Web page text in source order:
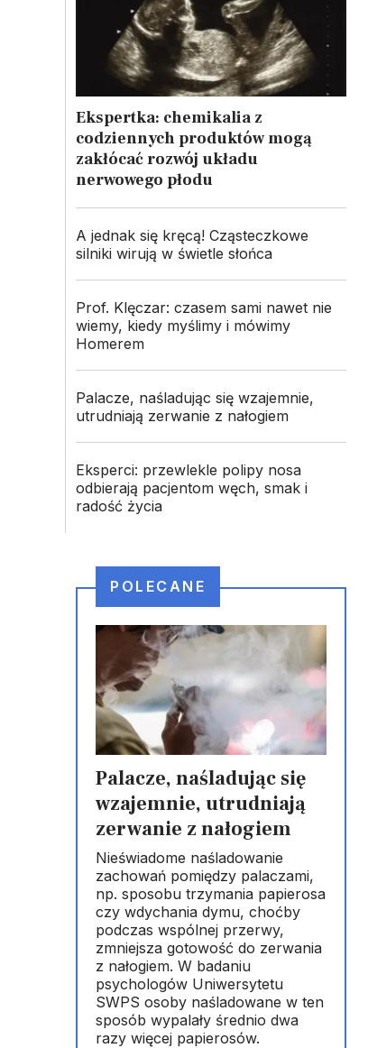
Ekspertka: chemikalia z
codziennych produktów mogą
zakłócać rozwój układu
nerwowego płodu
A jednak się kręcą! Cząsteczkowe
silniki wirują w świetle słońca
Prof. Klęczar: czasem sami nawet nie
wiemy, kiedy myślimy i mówimy
Homerem
Palacze, naśladując się wzajemnie,
utrudniają zerwanie z nałogiem
Eksperci: przewlekle polipy nosa
odbierają pacjentom węch, smak i
radość życia
POLECANE
Palacze, naśladując się
wzajemnie, utrudniają
zerwanie z nałogiem
Nieświadome naśladowanie
zachowań pomiędzy palaczami,
np. sposobu trzymania papierosa
czy wdychania dymu, choćby
podczas wspólnej przerwy,
zmniejsza gotowość do zerwania
z nałogiem. W badaniu
psychologów Uniwersytetu
SWPS osoby naśladowane w ten
sposób wypalały średnio dwa
razy więcej papierosów.